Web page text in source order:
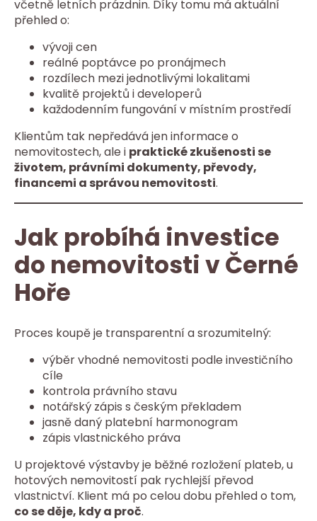
včetně letních prázdnin. Díky tomu má aktuální
přehled o:
vývoji cen
reálné poptávce po pronájmech
rozdílech mezi jednotlivými lokalitami
kvalitě projektů i developerů
každodenním fungování v místním prostředí
Klientům tak nepředává jen informace o
nemovitostech, ale i praktické zkušenosti se
životem, právními dokumenty, převody,
financemi a správou nemovitosti.
Jak probíhá investice
do nemovitosti v Černé
Hoře
Proces koupě je transparentní a srozumitelný:
výběr vhodné nemovitosti podle investičního
cíle
kontrola právního stavu
notářský zápis s českým překladem
jasně daný platební harmonogram
zápis vlastnického práva
U projektové výstavby je běžné rozložení plateb, u
hotových nemovitostí pak rychlejší převod
vlastnictví. Klient má po celou dobu přehled o tom,
co se děje, kdy a proč.